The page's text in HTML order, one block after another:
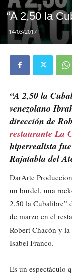
“A 2,50 la
14/03/2017
“A 2,50 la
venezolano
dirección de
restaurante La
hiperrealista
Rajatabla del
DarArte
un burdel, una
2,50 la Cubalibre”
de marzo en el
Robert Chacón y
Isabel Franco.
Es un espectáculo